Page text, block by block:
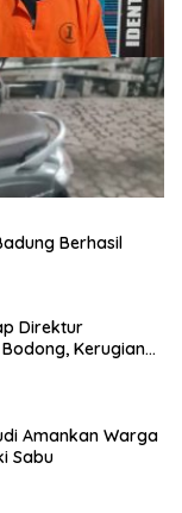
Berhasil
Direktur
Kerugian
Amankan Warga
Sabu